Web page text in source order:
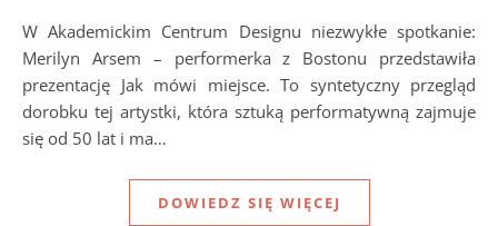
W Akademickim Centrum Designu niezwykłe spotkanie:
Merilyn Arsem – performerka z Bostonu przedstawiła
prezentację Jak mówi miejsce. To syntetyczny przegląd
dorobku tej artystki, która sztuką performatywną zajmuje
się od 50 lat i ma…
DOWIEDZ SIĘ WIĘCEJ